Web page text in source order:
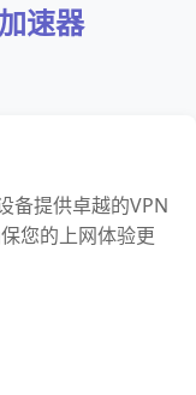
速器
备提供卓越的VPN
您的上网体验更